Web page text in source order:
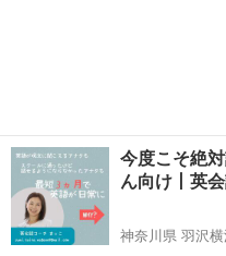
今度こそ絶
ん向け丨英
神奈川県 羽沢